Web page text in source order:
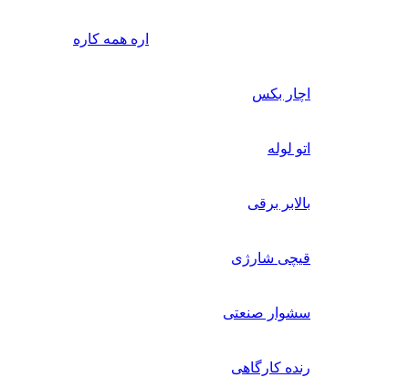
اره همه کاره
اچار بکس
اتو لوله
بالابر برقی
قیچی شارژی
سشوار صنعتی
رنده کارگاهی